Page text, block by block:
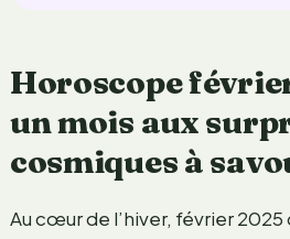
Horoscope
un mois aux
cosmiques à
Au cœur de l’hiver, février